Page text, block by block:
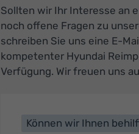
Sollten wir Ihr Interesse an
noch offene Fragen zu
schreiben Sie uns eine E-
kompetenter Hyundai
Verfügung. Wir freuen uns
Können wir Ihnen